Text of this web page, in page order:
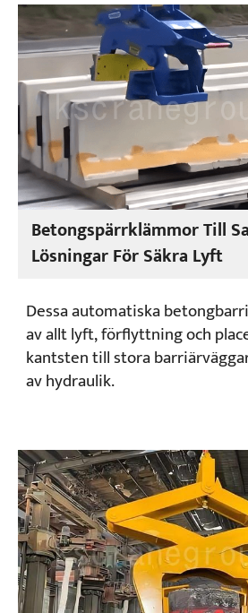
Betongspärrklämmor Till
Lösningar För Säkra Lyft
Dessa automatiska
av allt lyft, förflyttning och
kantsten till stora
av hydraulik.